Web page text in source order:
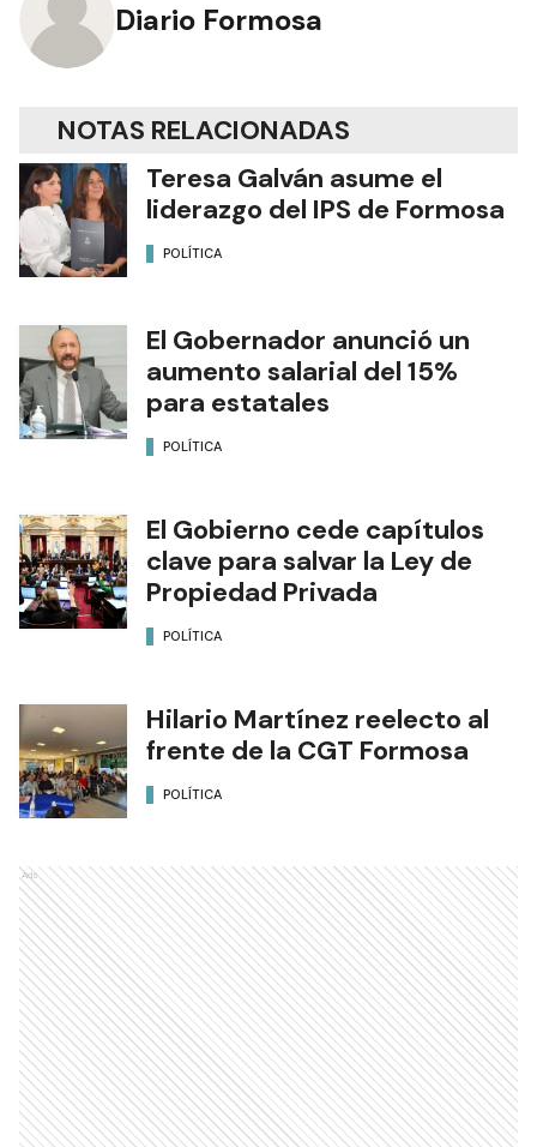
Diario Formosa
NOTAS RELACIONADAS
Teresa Galván asume el
liderazgo del IPS de Formosa
POLÍTICA
El Gobernador anunció un
aumento salarial del 15%
para estatales
POLÍTICA
El Gobierno cede capítulos
clave para salvar la Ley de
Propiedad Privada
POLÍTICA
Hilario Martínez reelecto al
frente de la CGT Formosa
POLÍTICA
Ads